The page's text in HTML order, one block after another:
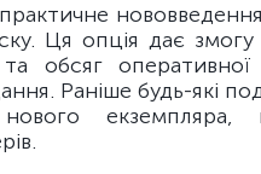
Ця опція дає
обсяг
Раніше будь-які
нового